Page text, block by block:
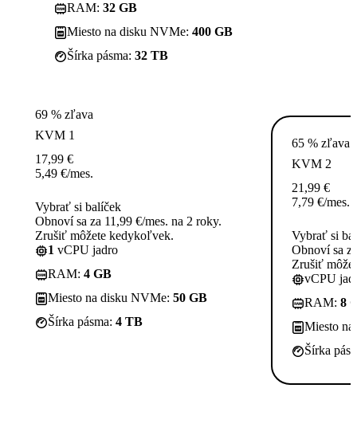
RAM: 32 GB
Miesto na disku NVMe: 400 GB
Šírka pásma: 32 TB
69 % zľava
KVM 1
17,99 €
5,49 €/mes.
Vybrať si balíček
Obnoví sa za 11,99 €/mes. na 2 roky.
Zrušiť môžete kedykoľvek.
1 vCPU jadro
RAM: 4 GB
Miesto na disku NVMe: 50 GB
Šírka pásma: 4 TB
65 % zľava
KVM 2
21,99 €
7,79 €/mes.
Vybrať si
Obnoví sa
Zrušiť
vCPU
RAM: 8
Miesto
Šírka